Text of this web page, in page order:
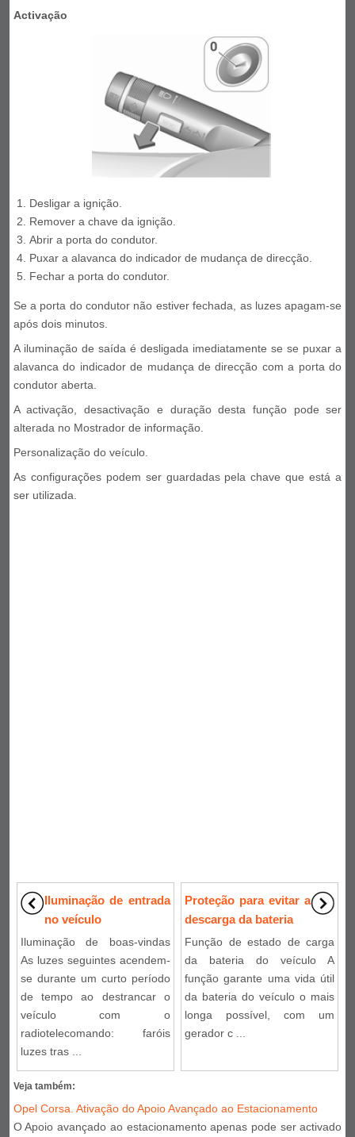
Activação
Desligar a ignição.
Remover a chave da ignição.
Abrir a porta do condutor.
Puxar a alavanca do indicador de mudança de direcção.
Fechar a porta do condutor.
Se a porta do condutor não estiver fechada, as luzes apagam-se
após dois minutos.
A iluminação de saída é desligada imediatamente se se puxar a
alavanca do indicador de mudança de direcção com a porta do
condutor aberta.
A activação, desactivação e duração desta função pode ser
alterada no Mostrador de informação.
Personalização do veículo.
As configurações podem ser guardadas pela chave que está a
ser utilizada.
Iluminação de entrada
no veículo
Iluminação de boas-vindas
As luzes seguintes acendem-
se durante um curto período
de tempo ao destrancar o
veículo com o
radiotelecomando: faróis
luzes tras ...
Proteção para evitar a
descarga da bateria
Função de estado de carga
da bateria do veículo A
função garante uma vida útil
da bateria do veículo o mais
longa possível, com um
gerador c ...
Veja também:
Opel Corsa. Ativação do Apoio Avançado ao Estacionamento
O Apoio avançado ao estacionamento apenas pode ser activado